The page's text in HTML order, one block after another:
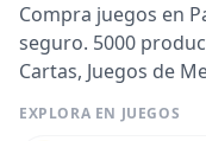
Compra juegos en
seguro. 5000
Cartas, Juegos de
EXPLORA EN JUEGOS